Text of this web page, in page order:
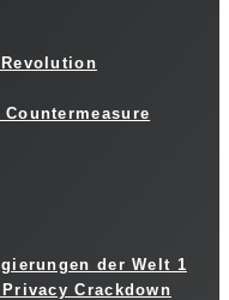
der Welt 1
Crackdown